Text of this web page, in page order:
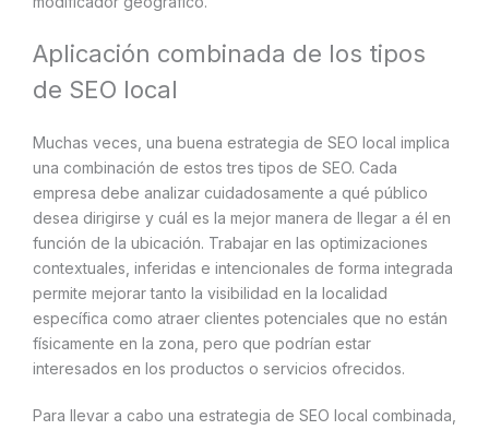
Aplicación combinada de los tipos
de SEO local
Muchas veces, una buena estrategia de SEO local implica
una combinación de estos tres tipos de SEO. Cada
empresa debe analizar cuidadosamente a qué público
desea dirigirse y cuál es la mejor manera de llegar a él en
función de la ubicación. Trabajar en las optimizaciones
contextuales, inferidas e intencionales de forma integrada
permite mejorar tanto la visibilidad en la localidad
específica como atraer clientes potenciales que no están
físicamente en la zona, pero que podrían estar
interesados en los productos o servicios ofrecidos.
Para llevar a cabo una estrategia de SEO local combinada,